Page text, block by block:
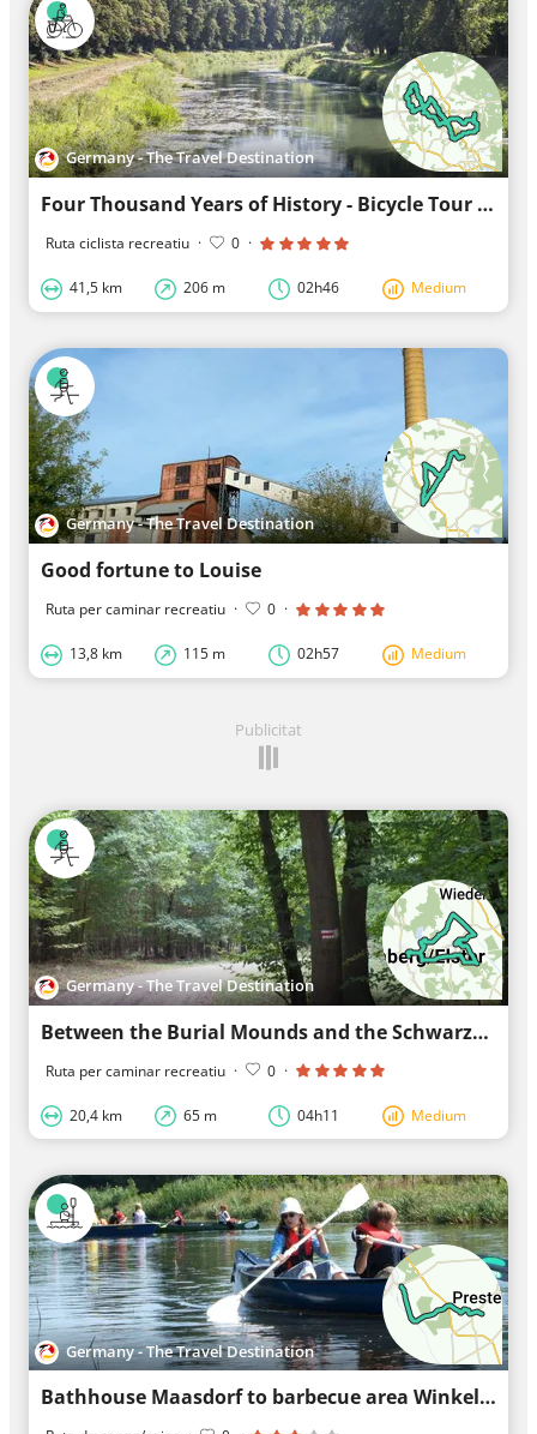
Germany - The Travel Destination
Four Thousand Years of History - Bicycle Tour Around Uebigau-Wahrenbrück
Ruta ciclista recreatiu · 0 ·
41,5 km 206 m 02h46 Medium
Germany - The Travel Destination
Good fortune to Louise
Ruta per caminar recreatiu · 0 ·
13,8 km 115 m 02h57 Medium
Publicitat
Germany - The Travel Destination
Between the Burial Mounds and the Schwarze Elster River
Ruta per caminar recreatiu · 0 ·
20,4 km 65 m 04h11 Medium
Germany - The Travel Destination
Bathhouse Maasdorf to barbecue area Winkel via Wehr Maasdorf and back